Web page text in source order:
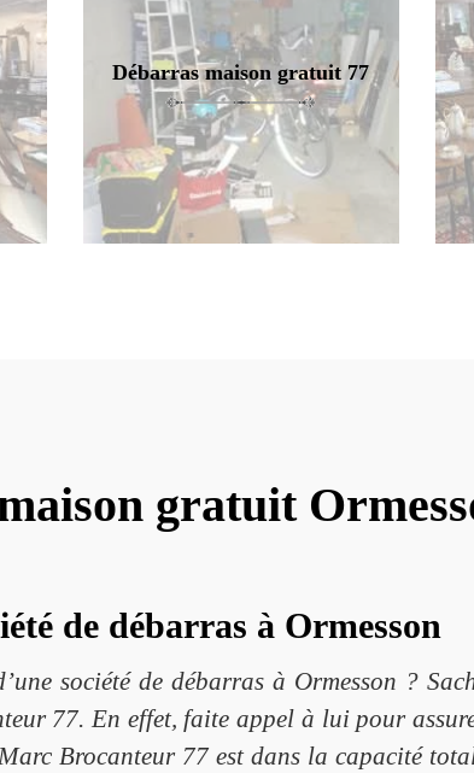
Débarras maison gratuit 77
gratuit
de débarras à Ormesson
société de débarras à Ormesson ?
77. En effet, faite appel à lui pour
Brocanteur 77 est dans la capacité